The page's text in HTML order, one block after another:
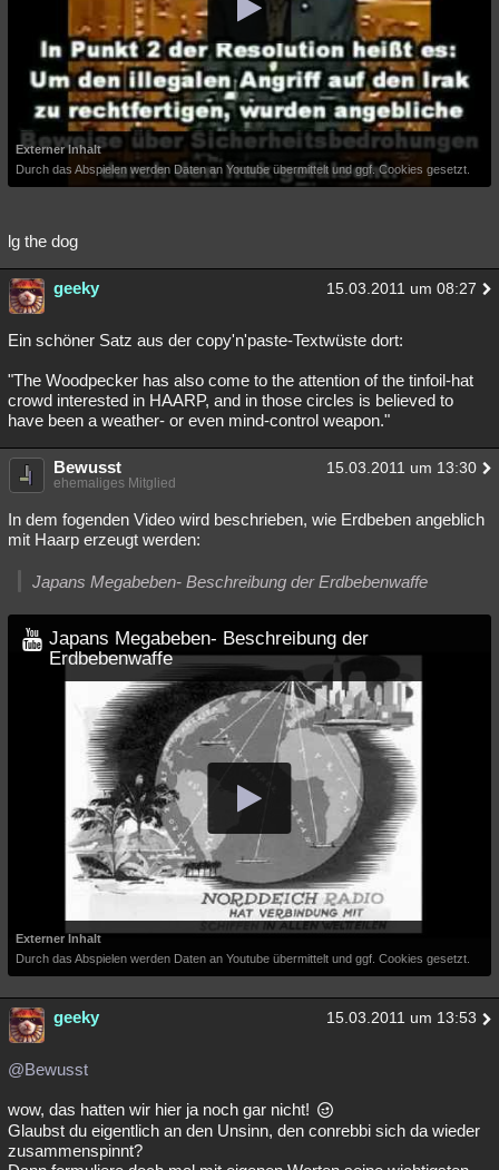
Externer Inhalt
Durch das Abspielen werden Daten an Youtube übermittelt und ggf. Cookies gesetzt.
lg the dog
geeky 15.03.2011 um 08:27
Ein schöner Satz aus der copy'n'paste-Textwüste dort:
"The Woodpecker has also come to the attention of the tinfoil-hat
crowd interested in HAARP, and in those circles is believed to
have been a weather- or even mind-control weapon."
Bewusst 15.03.2011 um 13:30
ehemaliges Mitglied
In dem fogenden Video wird beschrieben, wie Erdbeben angeblich
mit Haarp erzeugt werden:
Japans Megabeben- Beschreibung der Erdbebenwaffe
Japans Megabeben- Beschreibung der
Erdbebenwaffe
Externer Inhalt
Durch das Abspielen werden Daten an Youtube übermittelt und ggf. Cookies gesetzt.
geeky 15.03.2011 um 13:53
@Bewusst
wow, das hatten wir hier ja noch gar nicht!
Glaubst du eigentlich an den Unsinn, den conrebbi sich da wieder
zusammenspinnt?